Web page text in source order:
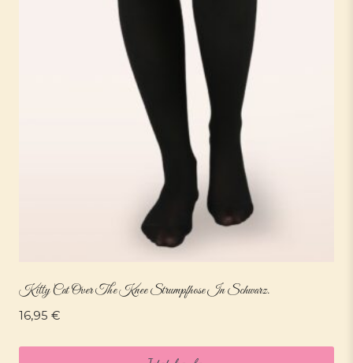
Kitty Cat Over The Knee Strumpfhose In Schwarz.
16,95 €